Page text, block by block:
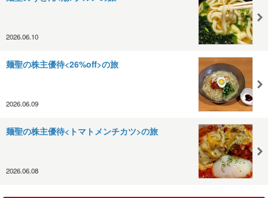
2026.06.10
麺聖の株主優待<26%off>の旅
2026.06.09
麺聖の株主優待<トマトメンチカツ>の旅
2026.06.08